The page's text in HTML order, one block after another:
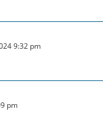
9:32 pm
pm